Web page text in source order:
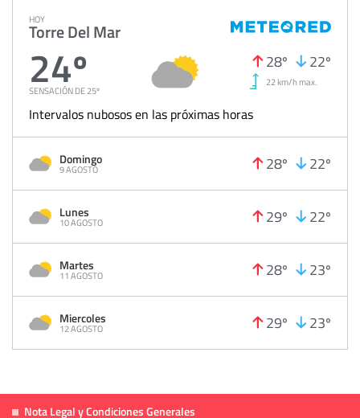
HOY
Torre Del Mar
24º
SENSACIÓN DE 25º
28º 22º
22 km/h max.
Intervalos nubosos en las próximas horas
Domingo
9 AGOSTO 28º 22º
Lunes
10 AGOSTO 29º 22º
Martes
11 AGOSTO 28º 23º
Miercoles
12 AGOSTO 29º 23º
Nota Legal y Condiciones Generales